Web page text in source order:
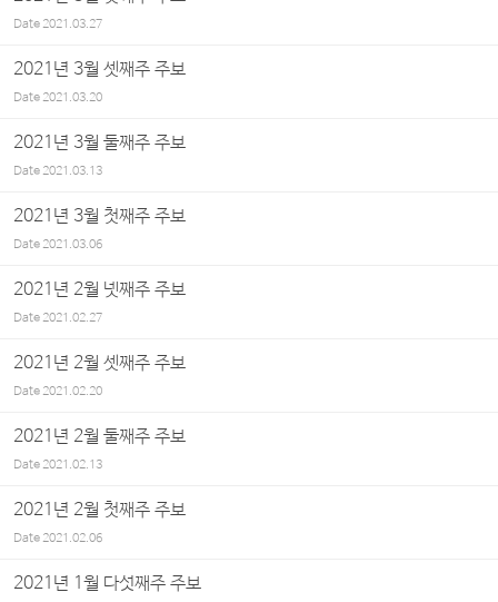
Date2021.03.27
2021년 3월 셋째주 주보
Date2021.03.20
2021년 3월 둘째주 주보
Date2021.03.13
2021년 3월 첫째주 주보
Date2021.03.06
2021년 2월 넷째주 주보
Date2021.02.27
2021년 2월 셋째주 주보
Date2021.02.20
2021년 2월 둘째주 주보
Date2021.02.13
2021년 2월 첫째주 주보
Date2021.02.06
2021년 1월 다섯째주 주보